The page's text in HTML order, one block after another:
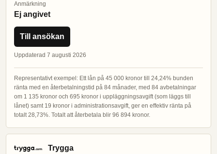
Anmärkning
Ej angivet
Till ansökan
Uppdaterad 7 augusti 2026
Representativt exempel: Ett lån på 45 000 kronor till 24,24% bunden
ränta med en återbetalningstid på 84 månader, med 84 avbetalningar
om 1 135 kronor och 695 kronor i uppläggningsavgift (som läggs till
lånet) samt 19 kronor i administrationsavgift, ger en effektiv ränta på
totalt 28,73%. Totalt att återbetala blir 96 894 kronor.
Trygga